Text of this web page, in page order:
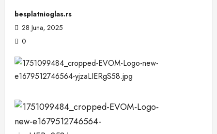
besplatnioglas.rs
28 Juna, 2025
0